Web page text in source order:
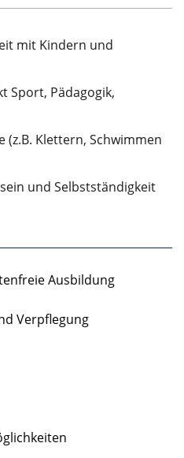
mit Kindern und
Sport, Pädagogik,
(z.B. Klettern, Schwimmen
und Selbstständigkeit
Ausbildung
Verpflegung